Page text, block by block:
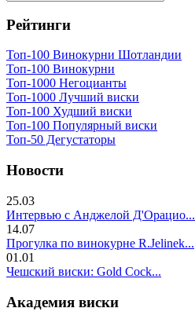
Рейтинги
Топ-100 Винокурни Шотландии
Топ-100 Винокурни
Топ-1000 Негоцианты
Топ-1000 Лучший виски
Топ-100 Худший виски
Топ-100 Популярный виски
Топ-50 Дегустаторы
Новости
25.03
Интервью с Анджелой Д'Орацио...
14.07
Прогулка по винокурне R.Jelinek...
01.01
Чешский виски: Gold Cock...
Академия виски